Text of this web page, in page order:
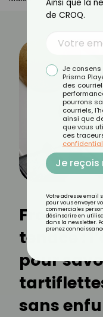
Fromage
tenace :
pour
sans
Ainsi que la
de CROQ.
Je
Prisma
des
pourrons
courriels,
ainsi que
que vous
ces
Je reçois
Votre adresse email
pour vous envoyer
commerciales
désinscrire en
dans la newsletter.
prenez